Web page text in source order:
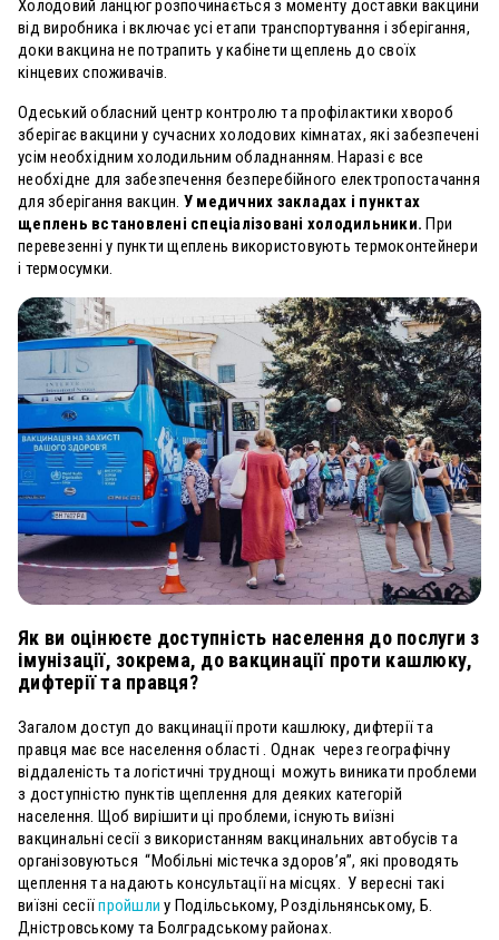
Холодовий ланцюг розпочинається з моменту доставки вакцини
від виробника і включає усі етапи транспортування і зберігання,
доки вакцина не потрапить у кабінети щеплень до своїх
кінцевих споживачів.
Одеський обласний центр контролю та профілактики хвороб
зберігає вакцини у сучасних холодових кімнатах, які забезпечені
усім необхідним холодильним обладнанням. Наразі є все
необхідне для забезпечення безперебійного електропостачання
для зберігання вакцин. У медичних закладах і пунктах
щеплень встановлені спеціалізовані холодильники. При
перевезенні у пункти щеплень використовують термоконтейнери
і термосумки.
Як ви оцінюєте доступність населення до послуги з
імунізації, зокрема, до вакцинації проти кашлюку,
дифтерії та правця?
Загалом доступ до вакцинації проти кашлюку, дифтерії та
правця має все населення області . Однак через географічну
віддаленість та логістичні труднощі можуть виникати проблеми
з доступністю пунктів щеплення для деяких категорій
населення. Щоб вирішити ці проблеми, існують виїзні
вакцинальні сесії з використанням вакцинальних автобусів та
організовуються “Мобільні містечка здоров’я”, які проводять
щеплення та надають консультації на місцях. У вересні такі
виїзні сесіїпройшли у Подільському, Роздільнянському, Б.
Дністровському та Болградському районах.